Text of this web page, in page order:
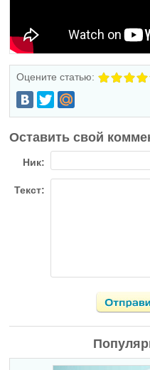
Оцените статью:
Оставить свой
Ник:
Текст: